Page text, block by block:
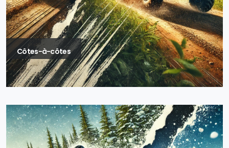
Côtes-à-côtes